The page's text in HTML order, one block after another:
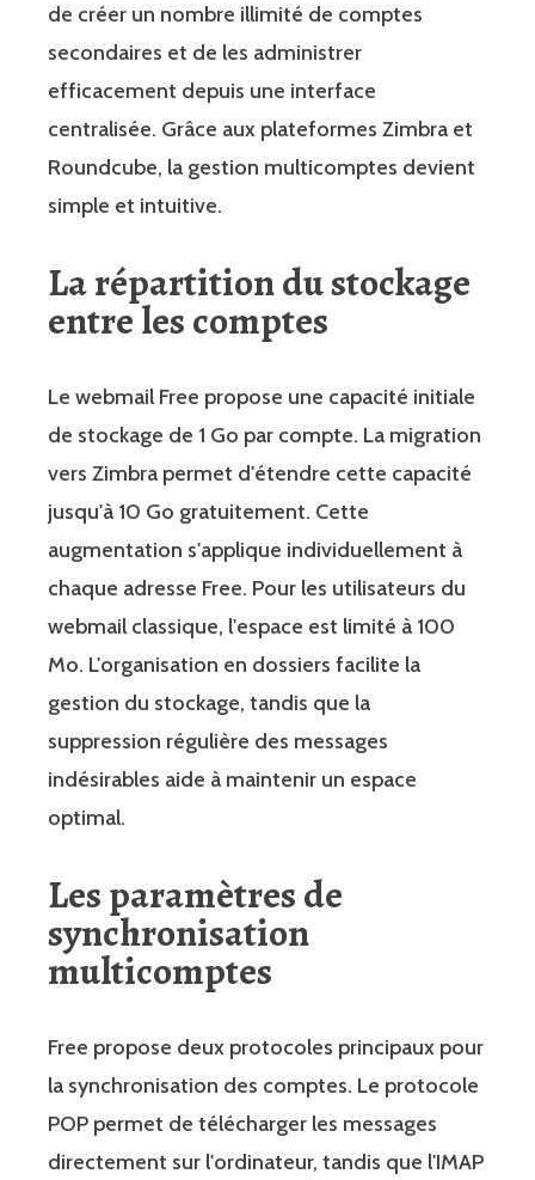
de créer un nombre illimité de comptes
secondaires et de les administrer
efficacement depuis une interface
centralisée. Grâce aux plateformes Zimbra et
Roundcube, la gestion multicomptes devient
simple et intuitive.
La répartition du stockage
entre les comptes
Le webmail Free propose une capacité initiale
de stockage de 1 Go par compte. La migration
vers Zimbra permet d'étendre cette capacité
jusqu'à 10 Go gratuitement. Cette
augmentation s'applique individuellement à
chaque adresse Free. Pour les utilisateurs du
webmail classique, l'espace est limité à 100
Mo. L'organisation en dossiers facilite la
gestion du stockage, tandis que la
suppression régulière des messages
indésirables aide à maintenir un espace
optimal.
Les paramètres de
synchronisation
multicomptes
Free propose deux protocoles principaux pour
la synchronisation des comptes. Le protocole
POP permet de télécharger les messages
directement sur l'ordinateur, tandis que l'IMAP